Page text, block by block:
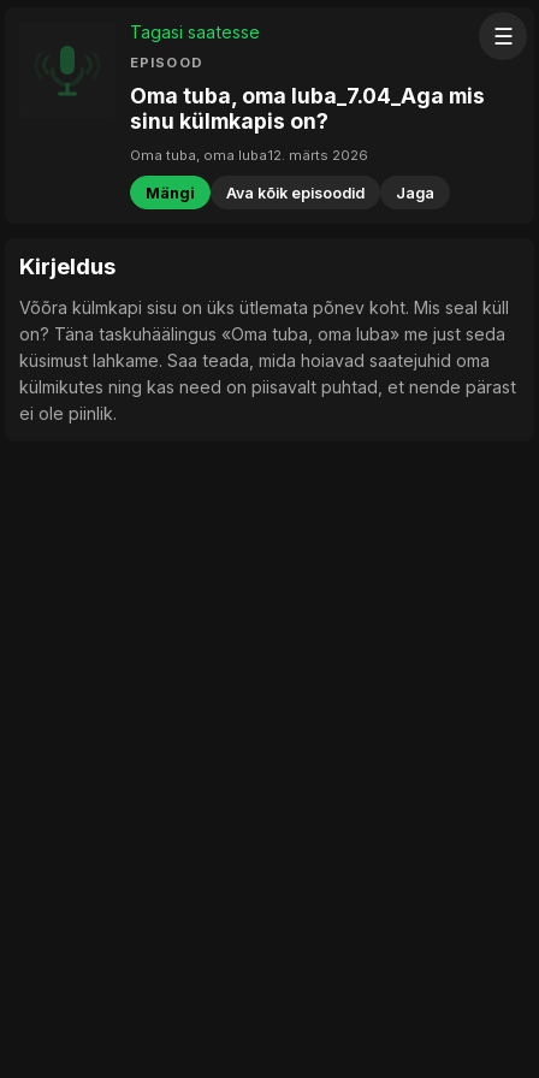
☰
Tagasi saatesse
EPISOOD
Oma tuba, oma luba_7.04_Aga mis
sinu külmkapis on?
Oma tuba, oma luba12. märts 2026
Mängi Ava kõik episoodid Jaga
Kirjeldus
Võõra külmkapi sisu on üks ütlemata põnev koht. Mis seal küll
on? Täna taskuhäälingus «Oma tuba, oma luba» me just seda
küsimust lahkame. Saa teada, mida hoiavad saatejuhid oma
külmikutes ning kas need on piisavalt puhtad, et nende pärast
ei ole piinlik.